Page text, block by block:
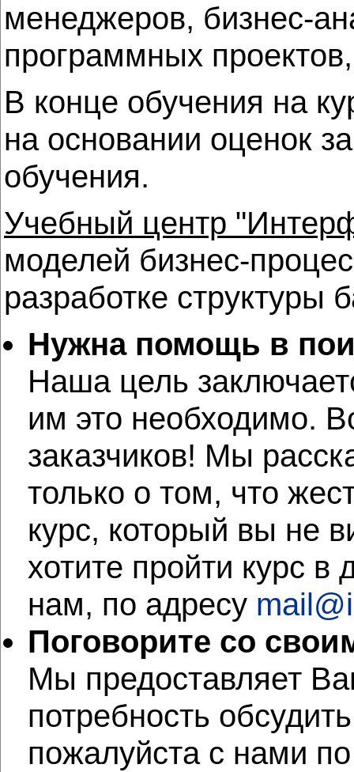
менеджеров, бизнес-
программных
В конце обучения на
на основании оценок
обучения.
Учебный центр
моделей бизнес-
разработке структуры
Нужна помощь в
Наша цель
им это необходимо.
заказчиков! Мы
только о том, что
курс, который вы не
хотите пройти курс
нам, по адресу
Поговорите со
Мы предоставляет
потребность
пожалуйста c нами